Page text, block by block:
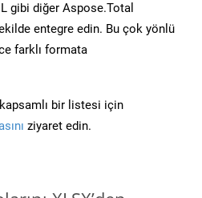
gibi diğer Aspose.Total
entegre edin. Bu çok yönlü
farklı formata
bir listesi için
ziyaret edin.